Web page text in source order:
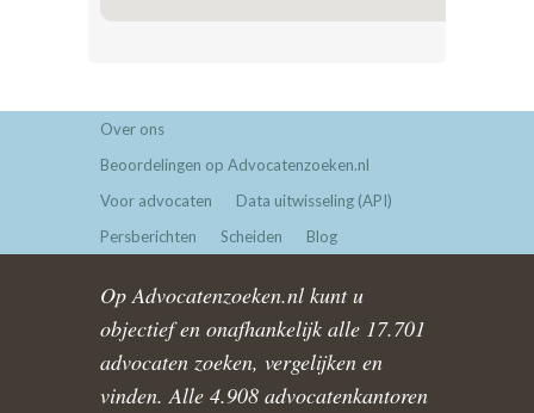
Over ons
Beoordelingen op Advocatenzoeken.nl
Voor advocaten
Data uitwisseling (API)
Persberichten
Scheiden Blog
Op Advocatenzoeken.nl kunt u
objectief en onafhankelijk alle 17.701
advocaten zoeken, vergelijken en
vinden. Alle 4.908 advocatenkantoren